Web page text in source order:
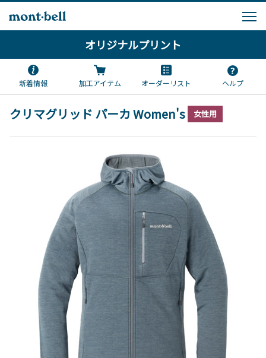
オリジナルプリント
新着情報 加工アイテム オーダーリスト ヘルプ
クリマグリッド パーカ Women's 女性用